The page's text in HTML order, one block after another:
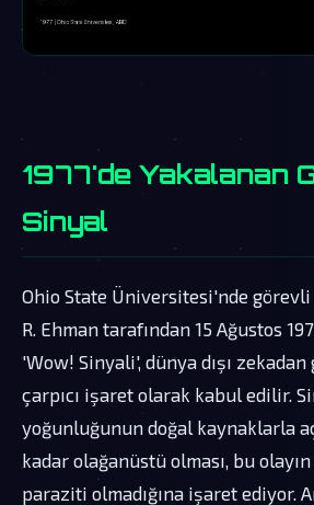
1977'de Yakalanan
Sinyal
Ohio State Üniversitesi'nde
R. Ehman tarafından 15 Ağustos
'Wow! Sinyali', dünya dışı
çarpıcı işaret olarak kabul edilir.
yoğunluğunun doğal kaynaklarla
kadar olağanüstü olması, bu
paraziti olmadığına işaret ediyor.